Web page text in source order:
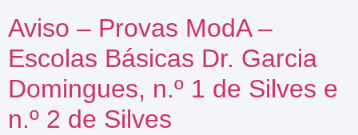
Aviso – Provas ModA –
Escolas Básicas Dr. Garcia
Domingues, n.º 1 de Silves e
n.º 2 de Silves